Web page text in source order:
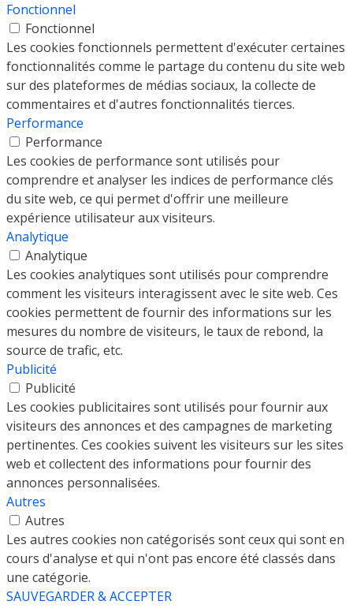
Fonctionnel
Fonctionnel
Les cookies fonctionnels permettent d'exécuter certaines
fonctionnalités comme le partage du contenu du site web
sur des plateformes de médias sociaux, la collecte de
commentaires et d'autres fonctionnalités tierces.
Performance
Performance
Les cookies de performance sont utilisés pour
comprendre et analyser les indices de performance clés
du site web, ce qui permet d'offrir une meilleure
expérience utilisateur aux visiteurs.
Analytique
Analytique
Les cookies analytiques sont utilisés pour comprendre
comment les visiteurs interagissent avec le site web. Ces
cookies permettent de fournir des informations sur les
mesures du nombre de visiteurs, le taux de rebond, la
source de trafic, etc.
Publicité
Publicité
Les cookies publicitaires sont utilisés pour fournir aux
visiteurs des annonces et des campagnes de marketing
pertinentes. Ces cookies suivent les visiteurs sur les sites
web et collectent des informations pour fournir des
annonces personnalisées.
Autres
Autres
Les autres cookies non catégorisés sont ceux qui sont en
cours d'analyse et qui n'ont pas encore été classés dans
une catégorie.
SAUVEGARDER & ACCEPTER